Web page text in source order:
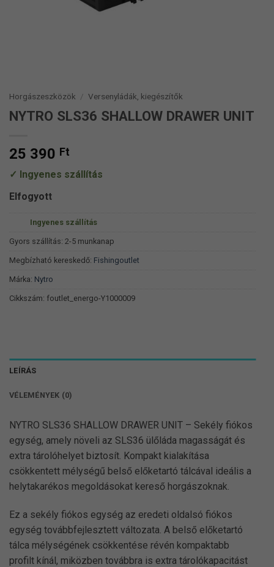
Horgászeszközök / Versenyládák, kiegészítők
NYTRO SLS36 SHALLOW DRAWER UNIT
25 390 Ft
Ingyenes szállítás
Elfogyott
Ingyenes szállítás
Gyors szállítás: 2-5 munkanap
Megbízható kereskedő: Fishingoutlet
Márka: Nytro
Cikkszám: foutlet_energo-Y1000009
LEÍRÁS
VÉLEMÉNYEK (0)
NYTRO SLS36 SHALLOW DRAWER UNIT – Sekély fiókos
egység, amely növeli az SLS36 ülőláda magasságát és
extra tárolóhelyet biztosít. Kompakt kialakítása
csökkentett mélységű belső előketartó tálcával ideális a
helytakarékos megoldásokat kereső horgászoknak.
Ez a sekély fiókos egység az eredeti oldalsó fiókos
egység továbbfejlesztett változata. A belső előketartó
tálca mélységének csökkentése révén kompaktabb
profilt kínál, miközben továbbra is extra tárolókapacitást